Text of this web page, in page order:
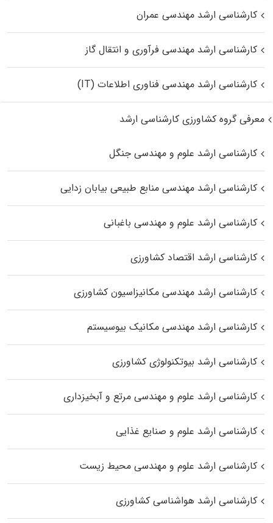
کارشناسی ارشد مهندسی عمران
کارشناسی ارشد مهندسی فرآوری و انتقال گاز
کارشناسی ارشد مهندسی فناوری اطلاعات (IT)
معرفی گروه کشاورزی کارشناسی ارشد
کارشناسی ارشد علوم و مهندسی جنگل
کارشناسی ارشد مهندسی منابع طبیعی بیابان زدایی
کارشناسی ارشد علوم و مهندسی باغبانی
کارشناسی ارشد اقتصاد کشاورزی
کارشناسی ارشد مهندسی مکانیزاسیون کشاورزی
کارشناسی ارشد مهندسی مکانیک بیوسیستم
کارشناسی ارشد بیوتکنولوژی کشاورزی
کارشناسی ارشد علوم و مهندسی مرتع و آبخیزداری
کارشناسی ارشد علوم و صنایع غذایی
کارشناسی ارشد علوم و مهندسی محیط زیست
کارشناسی ارشد هواشناسی کشاورزی